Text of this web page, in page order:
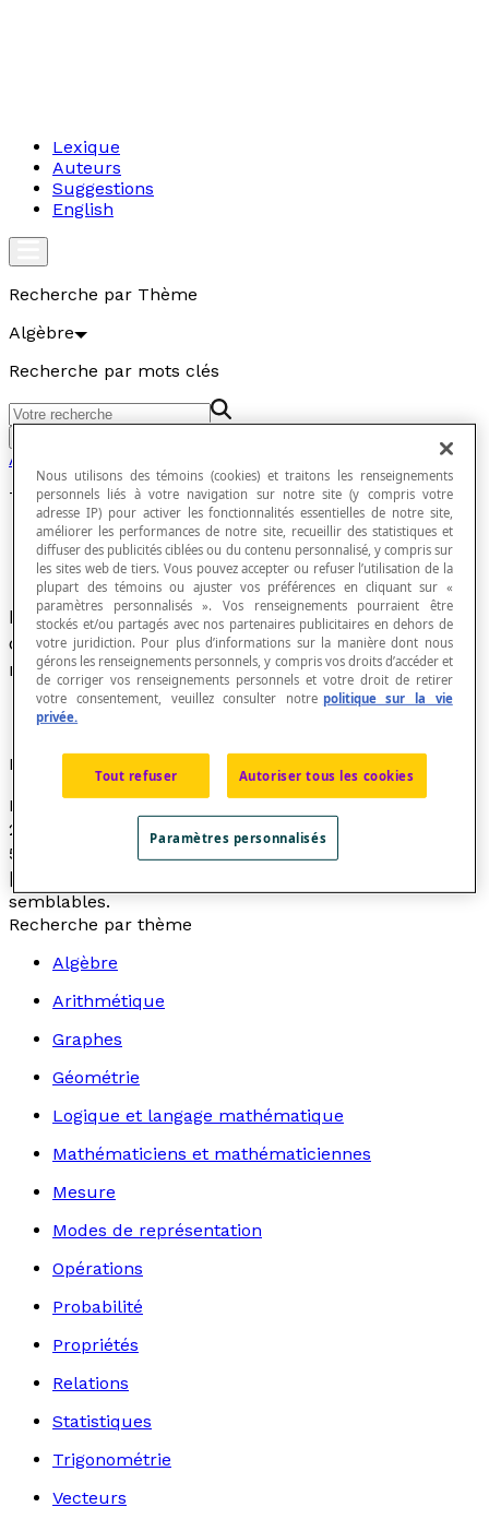
Lexique
Auteurs
Suggestions
English
Recherche par Thème
Algèbre
Recherche par mots clés
Algèbre
Termes semblables
Dans uneexpression algébrique, termes qui ne
diffèrent entre eux que par leurs coefficients
numériques.
Exemple
Dans l'expression algébrique « 4[latex]xy^{2}[/latex] –
2[latex]x^{2}y[/latex] + 3[latex]x^{2}y^{2}[/latex] –
5[latex]xy^{2}[/latex] », les termes 4[latex]xy^{2}
[/latex] et –5[latex]xy^{2}[/latex] sont des termes
semblables.
Recherche par thème
Algèbre
Arithmétique
Graphes
Géométrie
Logique et langage mathématique
Mathématiciens et mathématiciennes
Mesure
Modes de représentation
Opérations
Probabilité
Propriétés
Relations
Statistiques
Trigonométrie
Vecteurs
Nous utilisons des témoins (cookies) et traitons les renseignements
personnels liés à votre navigation sur notre site (y compris votre
adresse IP) pour activer les fonctionnalités essentielles de notre site,
améliorer les performances de notre site, recueillir des statistiques et
diffuser des publicités ciblées ou du contenu personnalisé, y compris sur
les sites web de tiers. Vous pouvez accepter ou refuser l’utilisation de la
plupart des témoins ou ajuster vos préférences en cliquant sur «
paramètres personnalisés ». Vos renseignements pourraient être
stockés et/ou partagés avec nos partenaires publicitaires en dehors de
votre juridiction. Pour plus d’informations sur la manière dont nous
gérons les renseignements personnels, y compris vos droits d’accéder et
de corriger vos renseignements personnels et votre droit de retirer
votre consentement, veuillez consulter notre politique sur la vie
privée.
Tout refuser Autoriser tous les cookies
Paramètres personnalisés